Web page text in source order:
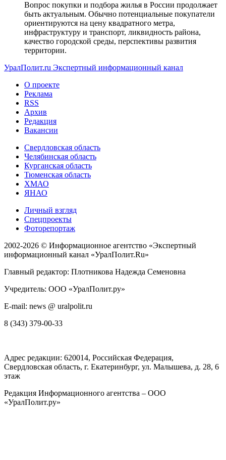
Вопрос покупки и подбора жилья в России продолжает
быть актуальным. Обычно потенциальные покупатели
ориентируются на цену квадратного метра,
инфраструктуру и транспорт, ликвидность района,
качество городской среды, перспективы развития
территории.
УралПолит.ru Экспертный информационный канал
О проекте
Реклама
RSS
Архив
Редакция
Вакансии
Свердловская область
Челябинская область
Курганская область
Тюменская область
ХМАО
ЯНАО
Личный взгляд
Спецпроекты
Фоторепортаж
2002-2026 © Информационное агентство «Экспертный
информационный канал «УралПолит.Ru»
Главный редактор: Плотникова Надежда Семеновна
Учредитель: ООО «УралПолит.ру»
E-mail: news @ uralpolit.ru
8 (343) 379-00-33
Адрес редакции: 620014, Российская Федерация,
Свердловская область, г. Екатеринбург, ул. Малышева, д. 28, 6
этаж
Редакция Информационного агентства – ООО
«УралПолит.ру»